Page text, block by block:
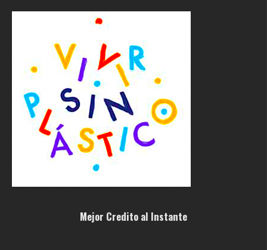
Mejor Credito al Instante